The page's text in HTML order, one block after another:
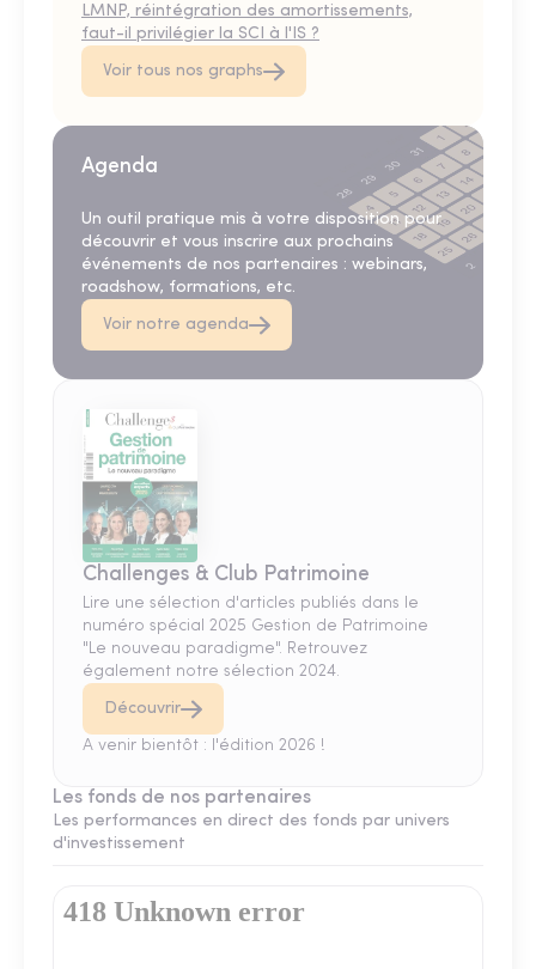
LMNP, réintégration des amortissements,
faut-il privilégier la SCI à l'IS ?
Voir tous nos graphs
Agenda
Un outil pratique mis à votre disposition pour
découvrir et vous inscrire aux prochains
événements de nos partenaires : webinars,
roadshow, formations, etc.
Voir notre agenda
Challenges & Club Patrimoine
Lire une sélection d'articles publiés dans le
numéro spécial 2025 Gestion de Patrimoine
"Le nouveau paradigme". Retrouvez
également notre sélection 2024.
Découvrir
A venir bientôt : l'édition 2026 !
Les fonds de nos partenaires
Les performances en direct des fonds par univers
d'investissement